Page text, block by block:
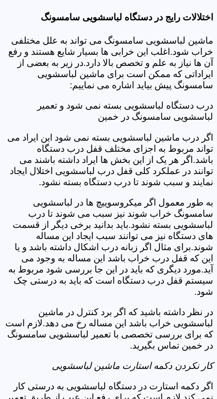
اختلالات رایج در دستگاه لباسشویی سامسونگ
ماشین لباسشویی سامسونگ می تواند به علل مختلفی
خراب شود.اغلب این خرابی ها بسیار شایع هستند و رفع
آن ها نیاز به علم و تخصص بالا دارد.در زیر به بعضی از
ایراداتی که ممکن است برای ماشین لباسشویی
سامسونگ پیش بیاید اشاره می نماییم:
درب دستگاه لباسشویی بسته نمی شود و تعمیر
لباسشویی سامسونگ در خمین
اگر درب ماشین لباسشویی بسته نمی شود این ایراد می
تواند مربوط به اجزای مختلف قفل درب دستگاه
باشد.اگر هر یک از این بخش ها ایراد داشته باشند می
توانند در عملکرد کلی قفل درب لباسشویی اختلال ایجاد
نمایند و سبب شوند تا درب دستگاه بسته نشود.
به طور معمول اگر میکروسوییچ ها در لباسشویی
سامسونگ خراب شوند نیز سبب می شوند تا درب
لباسشویی بسته نشود.باید بدانید برخی دیگر از قسمت
های دستگاه نیز می توانند سبب ایجاد این مساله
شوند.برای مثال اگر زبانه درب اشکال داشته باشد و یا
این که قفل درب خراب باشد این مساله به وجود می
آید.مورد دیگری که باید در این جا بررسی شود مربوط به
سیستم قفل درب دستگاه است که باید به درستی چک
شود.
در نظر داشته باشید که اگر برد کنترل در ماشین
لباسشویی خراب باشد این مساله رخ می دهد.لازم است
که برای بررسی تخصصی با تعمیر لباسشویی سامسونگ
در خمین تماس بگیرید.
کار نکردن دکمه استارت ماشین لباسشویی
اگر دکمه استارت در دستگاه لباسشویی به درستی کار